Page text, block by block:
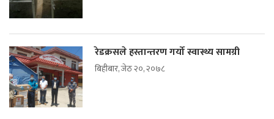
रेडक्रसले हस्तान्तरण गर्यो स्वास्थ्य सामग्री
बिहीबार, जेठ २०, २०७८